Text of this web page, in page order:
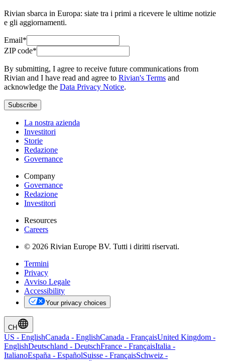
Rivian sbarca in Europa: siate tra i primi a ricevere le ultime notizie
e gli aggiornamenti.
Email*
ZIP code*
By submitting, I agree to receive future communications from
Rivian and I have read and agree to Rivian's Terms and
acknowledge the Data Privacy Notice.
Subscribe
La nostra azienda
Investitori
Storie
Redazione
Governance
Company
Governance
Redazione
Investitori
Resources
Careers
© 2026 Rivian Europe BV. Tutti i diritti riservati.
Termini
Privacy
Avviso Legale
Accessibility
Your privacy choices
CH
US - EnglishCanada - EnglishCanada - FrançaisUnited Kingdom -
EnglishDeutschland - DeutschFrance - FrançaisItalia -
ItalianoEspaña - EspañolSuisse - FrançaisSchweiz -